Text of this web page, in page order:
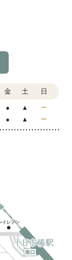
金 土 日
● ▲ ー
● ▲ ー